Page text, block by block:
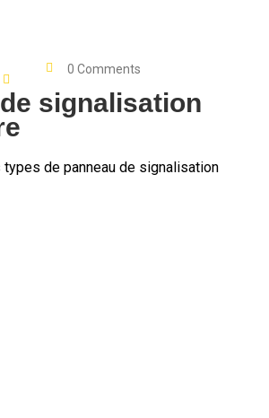
0 Comments
signalisation
types de panneau de signalisation